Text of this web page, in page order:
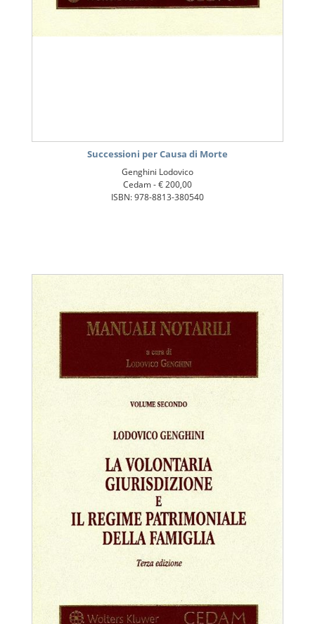
Successioni per Causa di Morte
Genghini Lodovico
Cedam -€ 200,00
ISBN: 978-8813-380540